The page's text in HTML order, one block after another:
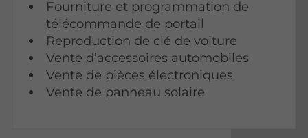
Fourniture et programmation de
télécommande de portail
Reproduction de clé de voiture
Vente d’accessoires automobiles
Vente de pièces électroniques
Vente de panneau solaire